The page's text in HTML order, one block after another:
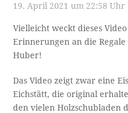
19. April 2021 um 22:58 Uhr
Vielleicht weckt dieses
Erinnerungen an die
Huber!
Das Video zeigt zwar eine
Eichstätt, die original
den vielen Holzschubladen